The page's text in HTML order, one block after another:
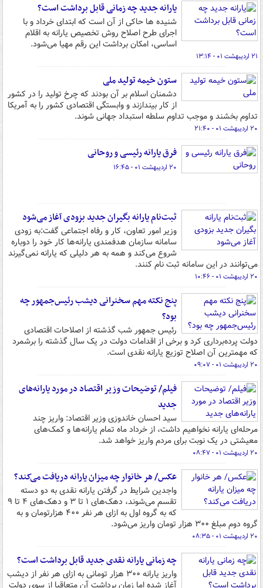
یارانه جدید چه زمانی قابل برداشت است؟
شنیده ها حاکی از آن است که ابتدای خرداد و با
اجرای طرح اصلاح روش تخصیص یارانه به اقلام
اساسی، امکان برداشت این رقم مهیا می‌شود.
۲۱ اردیبهشت ۰۱ - ۱۳:۱۴
ستون خیمه تولید ملی
دشمنان اسلام بر آن بودند که چرخ تولید را در کشور
از کار بیندازند و وابستگی اقتصادی کشور را به آمریکا
تداوم بخشند و موجب تداوم سلطه استبداد جهانی شوند.
۲۰ اردیبهشت ۰۱ - ۲۱:۴۰
فرق یارانه رئیسی و روحانی
۲۰ اردیبهشت ۰۱ - ۱۶:۴۵
ثبت‌نام یارانه بگیران جدید بزودی آغاز می‌شود
وزیر امور تعاون، کار و رفاه اجتماعی گفت:به زودی
سامانه سازمان هدفمندی یارانه‌ها کار خود را دوباره
شروع می‌کند و همه به هر دلیلی که یارانه نمی‌گیرند
می‌توانند در این سامانه ثبت نام کنند.
۲۰ اردیبهشت ۰۱ - ۱۰:۴۶
پنج نکته مهم سخنرانی دیشب رئیس‌جمهور چه
بود؟
رئیس جمهور شب گذشته از اصلاحات اقتصادی
دولت پرده‌برداری کرد و برخی از اقدامات دولت در یک سال گذشته را برشمرد
که مهمترین آن اصلاح توزیع یارانه نقدی است.
۲۰ اردیبهشت ۰۱ - ۰۹:۰۷
فیلم/ توضیحات وزیر اقتصاد در مورد یارانه‌های
جدید
سید احسان خاندوزی وزیر اقتصاد: واریز چند
مرحله‌ای یارانه نخواهیم داشت، از خرداد ماه تمام یارانه‌ها و کمک‌های
معیشتی در یک نوبت برای مردم واریز خواهد شد.
۲۰ اردیبهشت ۰۱ - ۰۸:۴۷
عکس/ هر خانوار چه میزان یارانه دریافت می‌کند؟
واجدین شرایط در گرفتن یارانه نقدی به دو دسته
تقسم می‌شوند، دهک‌های ۱ تا ۳ و دهک‌های ۴ تا ۹
که به گروه اول به ازای هر نفر ۴۰۰ هزارتومان و به
گروه دوم مبلغ ۳۰۰ هزار تومان واریز می‌شود.
۲۰ اردیبهشت ۰۱ - ۰۸:۳۵
چه زمانی یارانه نقدی جدید قابل برداشت است؟
واریز یارانه ۳۰۰ هزار تومانی به ازای هر نفر از دیشب
آغاز شده اما زمان برداشت آن متعاقبا از سوی دولت